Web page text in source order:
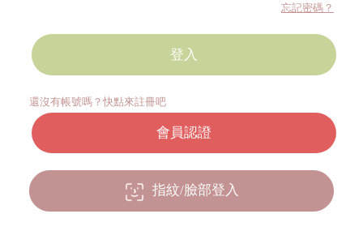
忘記密碼？
還沒有帳號嗎？快點來註冊吧
指紋/臉部登入